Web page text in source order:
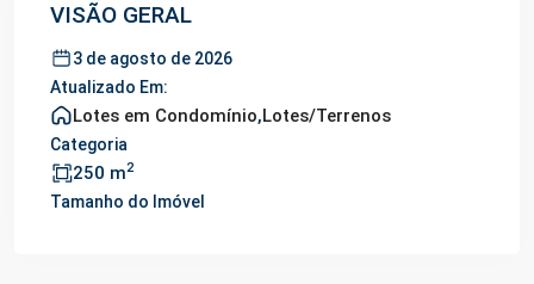
VISÃO GERAL
3 de agosto de 2026
Atualizado Em:
Lotes em Condomínio,Lotes/Terrenos
Categoria
250 m2
Tamanho do Imóvel